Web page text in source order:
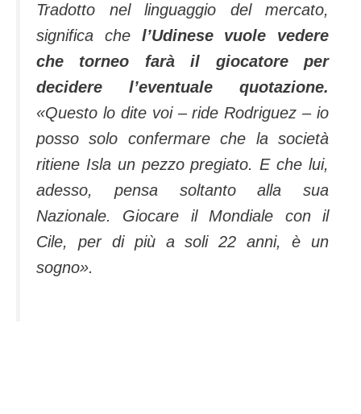
Tradotto nel linguaggio del mercato,
significa che l’Udinese vuole vedere
che torneo farà il giocatore per
decidere l’eventuale quotazione.
«Questo lo dite voi – ride Rodriguez – io
posso solo confermare che la società
ritiene Isla un pezzo pregiato. E che lui,
adesso, pensa soltanto alla sua
Nazionale. Giocare il Mondiale con il
Cile, per di più a soli 22 anni, è un
sogno».